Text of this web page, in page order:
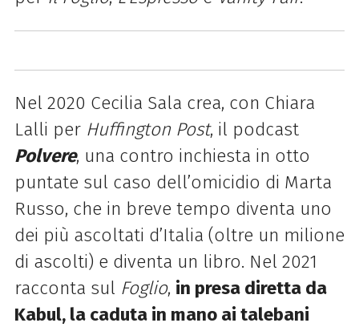
Nel 2020 Cecilia Sala crea, con Chiara
Lalli per Huffington Post, il podcast
Polvere, una contro inchiesta in otto
puntate sul caso dell’omicidio di Marta
Russo, che in breve tempo diventa uno
dei più ascoltati d’Italia (oltre un milione
di ascolti) e diventa un libro. Nel 2021
racconta sul Foglio, in presa diretta da
Kabul, la caduta in mano ai talebani